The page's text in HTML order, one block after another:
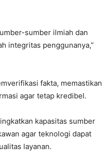
sumber ilmiah dan
integritas penggunanya,”
fakta, memastikan
agar tetap kredibel.
kapasitas sumber
agar teknologi dapat
layanan.